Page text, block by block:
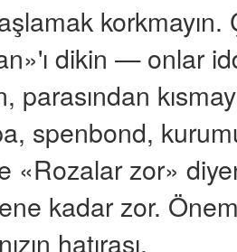
dikin — onlar
parasından
spenbond,
«Rozalar zor»
kadar zor.
hatırası.